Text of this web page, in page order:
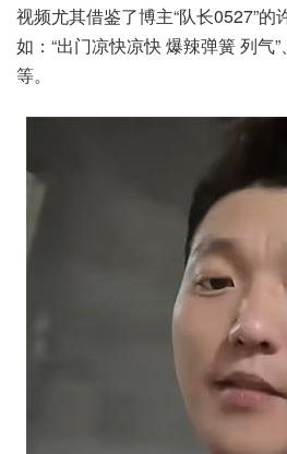
视频尤其借鉴了博主“队长0527”的
如：“出门凉快凉快 爆辣弹簧 列气
等。